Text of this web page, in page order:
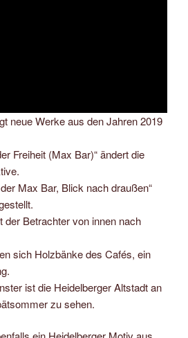
neue Werke aus den Jahren 2019
Freiheit (Max Bar)“ ändert die
Max Bar, Blick nach draußen“
der Betrachter von innen nach
sich Holzbänke des Cafés, ein
ist die Heidelberger Altstadt an
zu sehen.